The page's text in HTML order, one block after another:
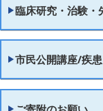
臨床研究・治験・
市民公開講座/疾